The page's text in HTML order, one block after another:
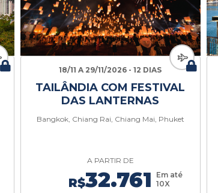
18/11 A 29/11/2026 - 12 DIAS
TAILÂNDIA COM FESTIVAL
DAS LANTERNAS
Bangkok, Chiang Rai, Chiang Mai, Phuket
A PARTIR DE
R$32.761
Em até
10X